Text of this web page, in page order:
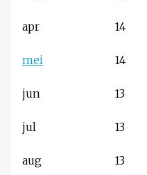
apr
mei
jun
jul
aug
14
14
13
13
13